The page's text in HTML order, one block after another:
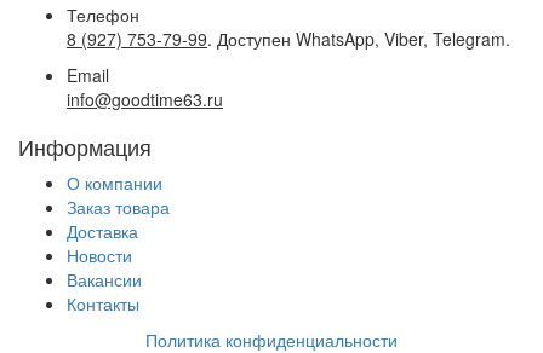
Телефон
8 (927) 753-79-99. Доступен WhatsApp, Viber, Telegram.
Email
info@goodtime63.ru
Информация
О компании
Заказ товара
Доставка
Новости
Вакансии
Контакты
Политика конфиденциальности